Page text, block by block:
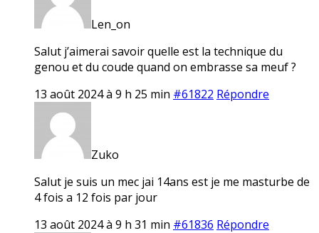
Len_on
Salut j’aimerai savoir quelle est la technique du
genou et du coude quand on embrasse sa meuf ?
13 août 2024 à 9 h 25 min #61822 Répondre
Zuko
Salut je suis un mec jai 14ans est je me masturbe de
4 fois a 12 fois par jour
13 août 2024 à 9 h 31 min #61836 Répondre